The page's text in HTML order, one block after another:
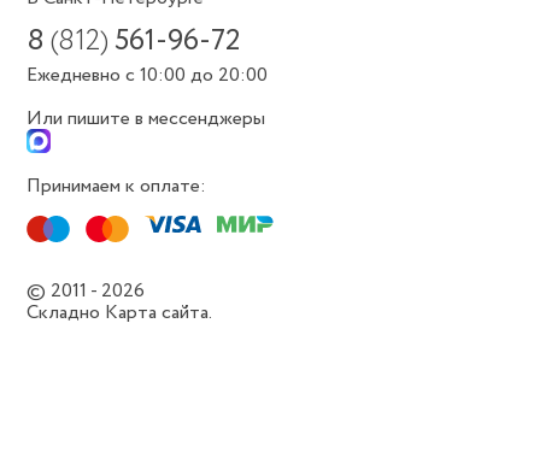
8(812) 561-96-72
Ежедневно с 10:00 до 20:00
Или пишите в мессенджеры
Принимаем к оплате:
© 2011 - 2026
Складно Карта сайта.